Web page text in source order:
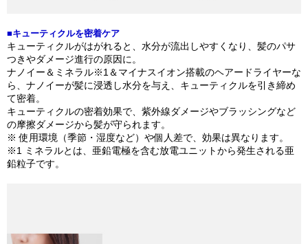
■キューティクルを​密着ケア​
キューティクルがはがれると、水分が流出しやすくなり、髪のパサ
つきやダメージ進行の原因に。​
ナノイー＆ミネラル※1＆マイナスイオン搭載のヘアードライヤーな
ら、ナノイーが髪に浸透し水分を与え、キューティクルを引き締め
て密着。​
キューティクルの密着効果で、紫外線ダメージやブラッシングなど
の摩擦ダメージから髪が守られます。​
※ 使用環境（季節・湿度など）や個人差で、効果は異なります。
※1 ミネラルとは、亜鉛電極を含む放電ユニットから発生される亜
鉛粒子です。